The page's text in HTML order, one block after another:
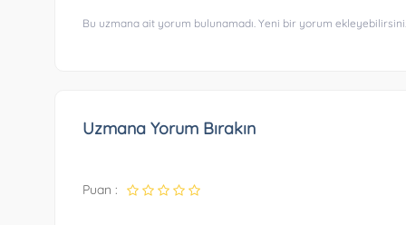
Bu uzmana ait yorum bulunamadı. Yeni bir yorum
Uzmana Yorum Bırakın
Puan :